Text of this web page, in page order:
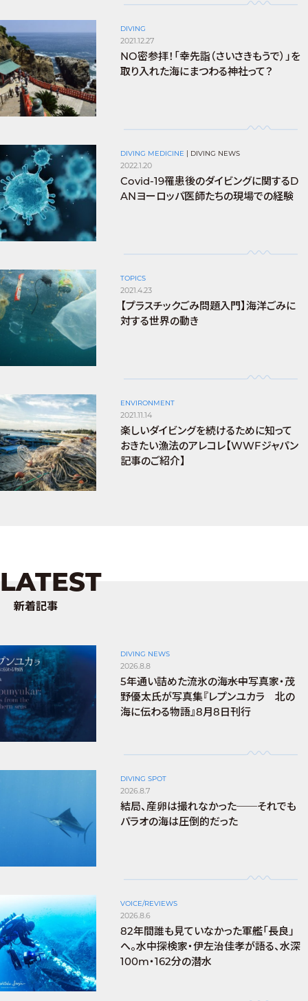
DIVING
2021.12.27
NO密参拝！「幸先詣（さいさきもうで）」を
取り入れた海にまつわる神社って？
DIVING MEDICINE | DIVING NEWS
2022.1.20
Covid-19罹患後のダイビングに関するD
ANヨーロッパ医師たちの現場での経験
TOPICS
2021.4.23
【プラスチックごみ問題入門】海洋ごみに
対する世界の動き
ENVIRONMENT
2021.11.14
楽しいダイビングを続けるために知って
おきたい漁法のアレコレ【WWFジャパン
記事のご紹介】
LATEST
新着記事
DIVING NEWS
2026.8.8
5年通い詰めた流氷の海――水中写真家・茂
野優太氏が写真集『レプンユカラ 北の
海に伝わる物語』8月8日刊行
DIVING SPOT
2026.8.7
結局、産卵は撮れなかった──それでも
パラオの海は圧倒的だった
VOICE/REVIEWS
2026.8.6
82年間誰も見ていなかった軍艦「長良」
へ。水中探検家・伊左治佳孝が語る、水深
100m・162分の潜水